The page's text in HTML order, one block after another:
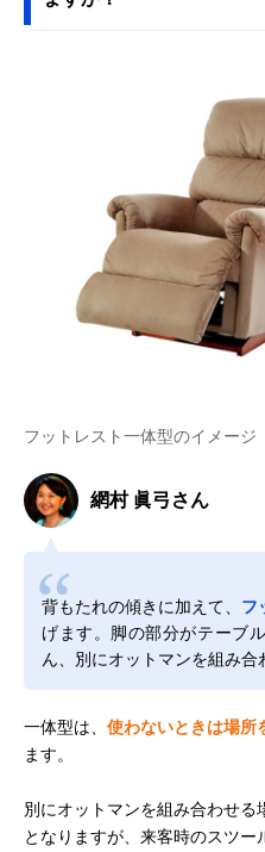
フットレスト一体型のイメージ
網村 眞弓さん
背もたれの傾きに加えて、 フ
げます。脚の部分がテーブ
ん、別にオットマンを組み合
一体型は、 使わないときは場所
ます。
別にオットマンを組み合わせ
となりますが、来客時のスツ